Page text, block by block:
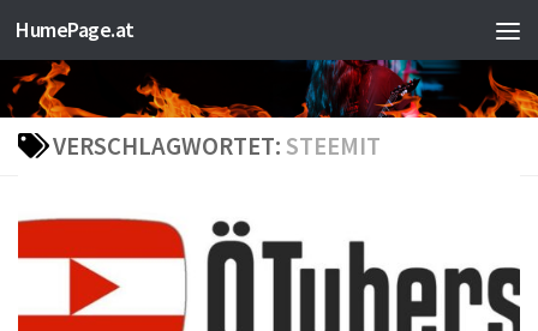
Zum Inhalt springen
HumePage.at
VERSCHLAGWORTET: STEEMIT